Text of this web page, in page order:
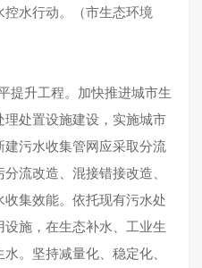
水行动。（市生态环境
提升工程。加快推进城市生
处置设施建设，实施城市
污水收集管网应采取分流
流改造、混接错接改造、
集效能。依托现有污水处
施，在生态补水、工业生
。坚持减量化、稳定化、